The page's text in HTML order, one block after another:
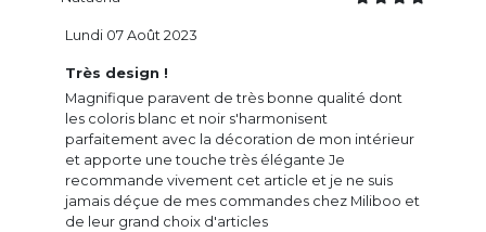
Très design !
Magnifique paravent de très bonne qualité dont
les coloris blanc et noir s'harmonisent
parfaitement avec la décoration de mon intérieur
et apporte une touche très élégante Je
recommande vivement cet article et je ne suis
jamais déçue de mes commandes chez Miliboo et
de leur grand choix d'articles
Lundi 07 Août 2023